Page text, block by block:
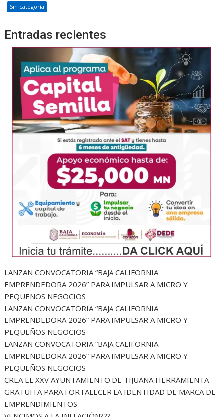
Sin categoría
Entradas recientes
LANZAN CONVOCATORIA “BAJA CALIFORNIA
EMPRENDEDORA 2026” PARA IMPULSAR A MICRO Y
PEQUEÑOS NEGOCIOS
LANZAN CONVOCATORIA “BAJA CALIFORNIA
EMPRENDEDORA 2026” PARA IMPULSAR A MICRO Y
PEQUEÑOS NEGOCIOS
LANZAN CONVOCATORIA “BAJA CALIFORNIA
EMPRENDEDORA 2026” PARA IMPULSAR A MICRO Y
PEQUEÑOS NEGOCIOS
CREA EL XXV AYUNTAMIENTO DE TIJUANA HERRAMIENTA
GRATUITA PARA FORTALECER LA IDENTIDAD DE MARCA DE
EMPRENDIMIENTOS